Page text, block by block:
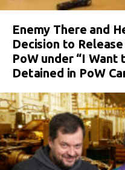
Enemy There and
Decision to
PoW under “I
Detained in PoW